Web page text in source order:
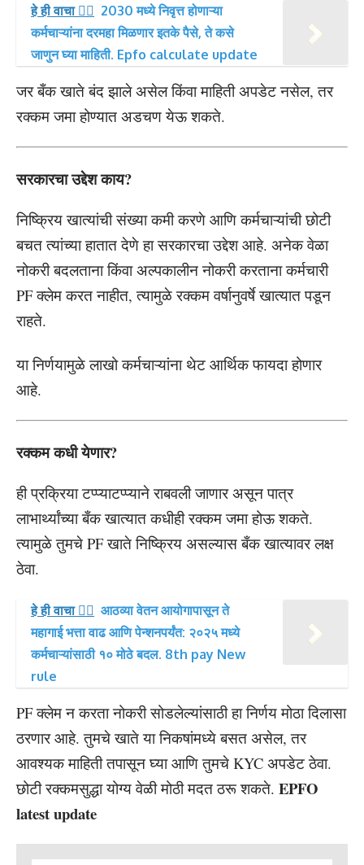
हे ही वाचा 👉🏻 2030 मध्ये निवृत्त होणाऱ्या
कर्मचाऱ्यांना दरमहा मिळणार इतके पैसे, ते कसे
जाणुन घ्या माहिती. Epfo calculate update
जर बँक खाते बंद झाले असेल किंवा माहिती अपडेट नसेल, तर
रक्कम जमा होण्यात अडचण येऊ शकते.
सरकारचा उद्देश काय?
निष्क्रिय खात्यांची संख्या कमी करणे आणि कर्मचाऱ्यांची छोटी
बचत त्यांच्या हातात देणे हा सरकारचा उद्देश आहे. अनेक वेळा
नोकरी बदलताना किंवा अल्पकालीन नोकरी करताना कर्मचारी
PF क्लेम करत नाहीत, त्यामुळे रक्कम वर्षानुवर्षे खात्यात पडून
राहते.
या निर्णयामुळे लाखो कर्मचाऱ्यांना थेट आर्थिक फायदा होणार
आहे.
रक्कम कधी येणार?
ही प्रक्रिया टप्प्याटप्प्याने राबवली जाणार असून पात्र
लाभार्थ्यांच्या बँक खात्यात कधीही रक्कम जमा होऊ शकते.
त्यामुळे तुमचे PF खाते निष्क्रिय असल्यास बँक खात्यावर लक्ष
ठेवा.
हे ही वाचा 👉🏻 आठव्या वेतन आयोगापासून ते
महागाई भत्ता वाढ आणि पेन्शनपर्यंत: २०२५ मध्ये
कर्मचाऱ्यांसाठी १० मोठे बदल. 8th pay New
rule
PF क्लेम न करता नोकरी सोडलेल्यांसाठी हा निर्णय मोठा दिलासा
ठरणार आहे. तुमचे खाते या निकषांमध्ये बसत असेल, तर
आवश्यक माहिती तपासून घ्या आणि तुमचे KYC अपडेट ठेवा.
छोटी रक्कमसुद्धा योग्य वेळी मोठी मदत ठरू शकते. EPFO
latest update